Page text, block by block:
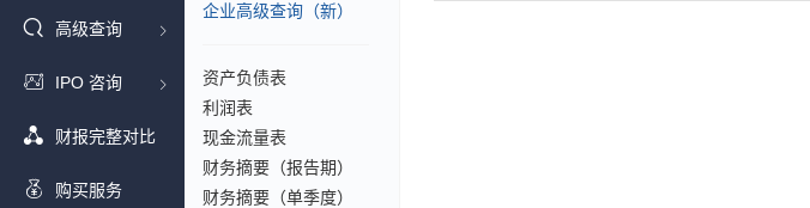
高级查询
IPO 咨询
财报完整对比
购买服务
企业高级查询（新）
资产负债表
利润表
现金流量表
财务摘要（报告期）
财务摘要（单季度）